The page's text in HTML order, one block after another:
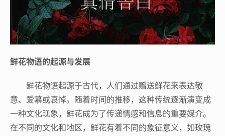
鲜花物语的起源与发展
鲜花物语起源于古代，人们通过赠送鲜花来表达敬
意、爱慕或哀悼。随着时间的推移，这种传统逐渐演变成
一种文化现象，鲜花成为了传递情感和信息的重要媒介。
在不同的文化和地区，鲜花有着不同的象征意义，如玫瑰